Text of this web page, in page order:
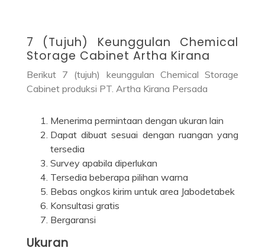
7 (Tujuh) Keunggulan Chemical
Storage Cabinet Artha Kirana
Berikut 7 (tujuh) keunggulan Chemical Storage
Cabinet produksi PT. Artha Kirana Persada
Menerima permintaan dengan ukuran lain
Dapat dibuat sesuai dengan ruangan yang
tersedia
Survey apabila diperlukan
Tersedia beberapa pilihan warna
Bebas ongkos kirim untuk area Jabodetabek
Konsultasi gratis
Bergaransi
Ukuran